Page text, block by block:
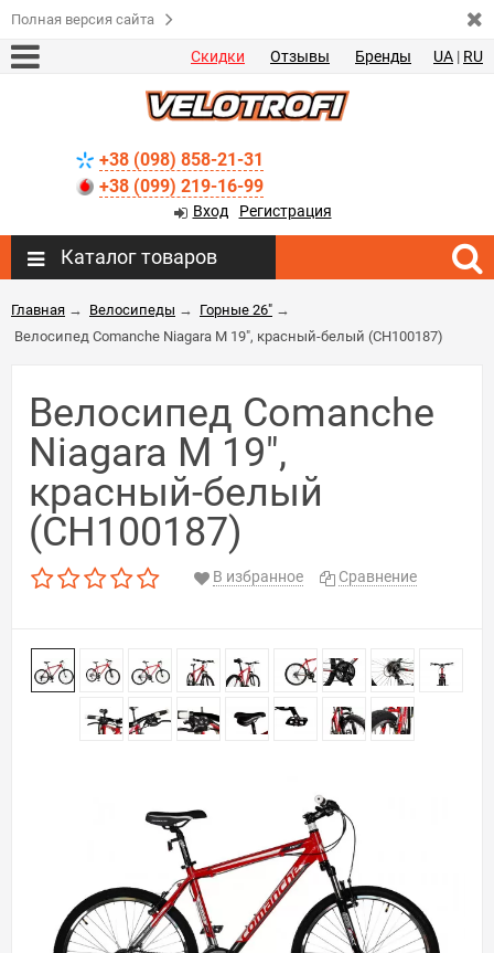
Полная версия сайта
Скидки Отзывы Бренды UA | RU
+38 (098) 858-21-31
+38 (099) 219-16-99
Вход Регистрация
Каталог товаров
Главная → Велосипеды → Горные 26" →
Велосипед Comanche Niagara M 19", красный-белый (CH100187)
Велосипед Comanche
Niagara M 19",
красный-белый
(CH100187)
В избранное Сравнение